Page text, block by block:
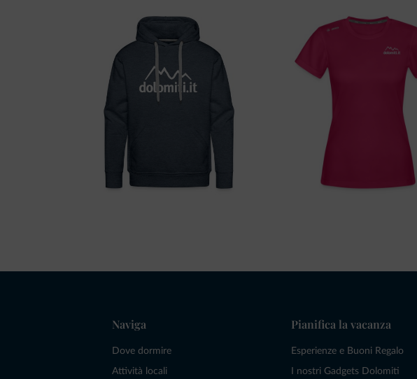
Naviga
Dove dormire
Attività locali
Pianifica la vacanza
Esperienze e Buoni Regalo
I nostri Gadgets Dolomiti